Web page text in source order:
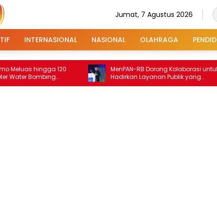
Jumat, 7 Agustus 2026
INTERNASIONAL NASIONAL OLAHRAGA
hingga 120
Bombing
MenPAN-RB Dorong Kolaborasi untuk
Hadirkan Layanan Publik yang
Terintegrasi dan Inklusif